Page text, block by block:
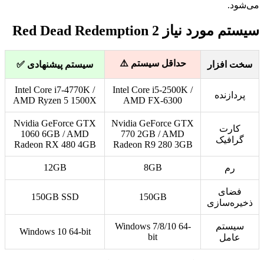
می‌شود.
سیستم مورد نیاز Red Dead Redemption 2
سخت افزار حداقل سیستم ⚠️ سیستم پیشنهادی ✅
پردازنده
Intel Core i5‑2500K /
AMD FX‑6300
Intel Core i7‑4770K /
AMD Ryzen 5 1500X
کارت
گرافیک
Nvidia GeForce GTX
770 2GB / AMD
Radeon R9 280 3GB
Nvidia GeForce GTX
1060 6GB / AMD
Radeon RX 480 4GB
رم 8GB
12GB
فضای
ذخیره‌سازی
150GB
150GB SSD
سیستم
عامل
Windows 7/8/10 64-
bit
Windows 10 64-bit